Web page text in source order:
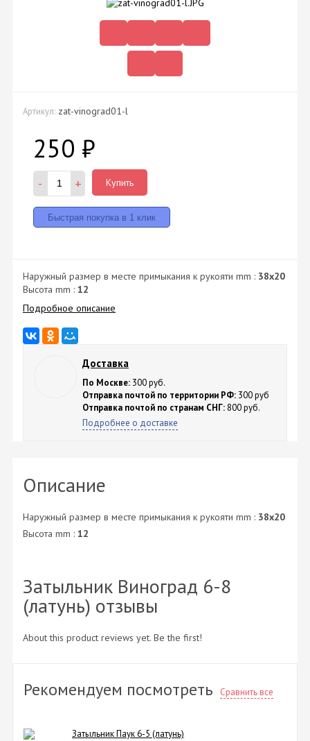
Артикул: zat-vinograd01-l
250 ₽
- + Купить
Наружный размер в месте примыкания к рукояти mm : 38х20
Высота mm : 12
Подробное описание
Доставка
По Москве: 300 руб.
Отправка почтой по территории РФ: 300 руб
Отправка почтой по странам СНГ: 800 руб.
Подробнее о доставке
Описание
Наружный размер в месте примыкания к рукояти mm : 38х20
Высота mm : 12
Затыльник Виноград 6-8
(латунь) отзывы
About this product reviews yet. Be the first!
Рекомендуем посмотреть Сравнить все
Затыльник Паук 6-5 (латунь)